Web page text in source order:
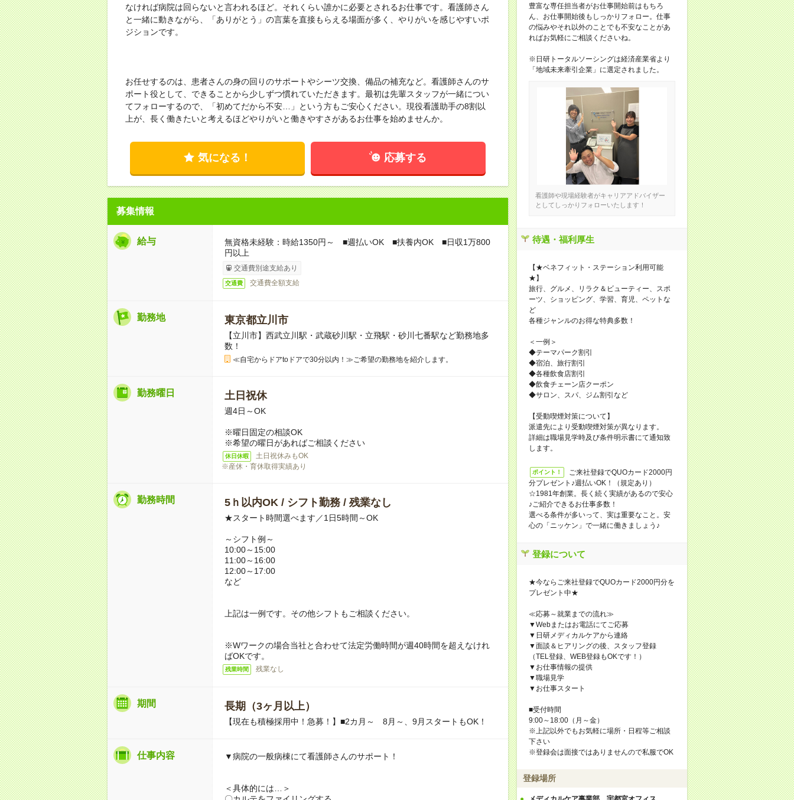
なければ病院は回らないと言われるほど。それくらい誰かに必要とされるお仕事です。看護師さん
と一緒に動きながら、「ありがとう」の言葉を直接もらえる場面が多く、やりがいを感じやすいポ
ジションです。
お任せするのは、患者さんの身の回りのサポートやシーツ交換、備品の補充など。看護師さんのサ
ポート役として、できることから少しずつ慣れていただきます。最初は先輩スタッフが一緒につい
てフォローするので、「初めてだから不安…」という方もご安心ください。現役看護助手の8割以
上が、長く働きたいと考えるほどやりがいと働きやすさがあるお仕事を始めませんか。
気になる！ 応募する
募集情報
給与
無資格未経験：時給1350円～ ■週払いOK ■扶養内OK ■日収1万800
円以上
交通費別途支給あり
交通費 交通費全額支給
勤務地 東京都立川市
【立川市】西武立川駅・武蔵砂川駅・立飛駅・砂川七番駅など勤務地多
数！
≪自宅からドアtoドアで30分以内！≫ご希望の勤務地を紹介します。
勤務曜日 土日祝休
週4日～OK
※曜日固定の相談OK
※希望の曜日があればご相談ください
休日休暇
土日祝休みもOK
※産休・育休取得実績あり
勤務時間 5ｈ以内OK / シフト勤務 / 残業なし
★スタート時間選べます／1日5時間～OK
～シフト例～
10:00～15:00
11:00～16:00
12:00～17:00
など
上記は一例です。その他シフトもご相談ください。
※Wワークの場合当社と合わせて法定労働時間が週40時間を超えなけれ
ばOKです。
残業時間 残業なし
期間 長期（3ヶ月以上）
【現在も積極採用中！急募！】■2カ月～ 8月～、9月スタートもOK！
仕事内容 ▼病院の一般病棟にて看護師さんのサポート！
＜具体的には…＞
豊富な専任担当者がお仕事開始前はもちろ
ん、お仕事開始後もしっかりフォロー。仕事
の悩みやそれ以外のことでも不安なことがあ
ればお気軽にご相談くださいね。
※日研トータルソーシングは経済産業省より
「地域未来牽引企業」に選定されました。
看護師や現場経験者がキャリアアドバイザー
としてしっかりフォローいたします！
待遇・福利厚生
【★ベネフィット・ステーション利用可能
★】
旅行、グルメ、リラク＆ビューティー、スポ
ーツ、ショッピング、学習、育児、ペットな
ど
各種ジャンルのお得な特典多数！
＜一例＞
◆テーマパーク割引
◆宿泊、旅行割引
◆各種飲食店割引
◆飲食チェーン店クーポン
◆サロン、スパ、ジム割引など
【受動喫煙対策について】
派遣先により受動喫煙対策が異なります。
詳細は職場見学時及び条件明示書にて通知致
します。
ポイント！
ご来社登録でQUOカード2000円
分プレゼント♪週払いOK！（規定あり）
☆1981年創業。長く続く実績があるので安心
♪ご紹介できるお仕事多数！
選べる条件が多いって、実は重要なこと。安
心の「ニッケン」で一緒に働きましょう♪
登録について
★今ならご来社登録でQUOカード2000円分を
プレゼント中★
≪応募～就業までの流れ≫
▼Webまたはお電話にてご応募
▼日研メディカルケアから連絡
▼面談＆ヒアリングの後、スタッフ登録
（TEL登録、WEB登録もOKです！）
▼お仕事情報の提供
▼職場見学
▼お仕事スタート
■受付時間
9:00～18:00（月～金）
※上記以外でもお気軽に場所・日程等ご相談
下さい
※登録会は面接ではありませんので私服でOK
登録場所